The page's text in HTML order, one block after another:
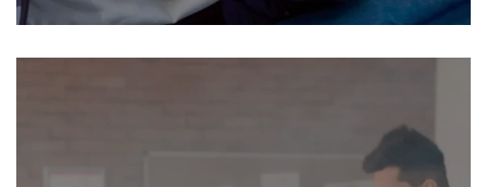
ძირითადი პრინციპები, გაიარე